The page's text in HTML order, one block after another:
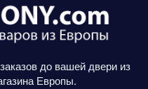
до вашей двери из
Европы.